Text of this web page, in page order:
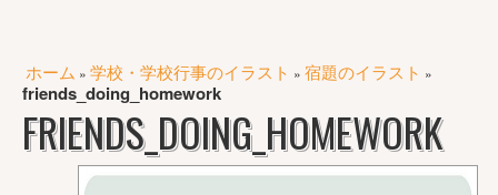
ホーム » 学校・学校行事のイラスト » 宿題のイラスト »
friends_doing_homework
FRIENDS_DOING_HOMEWORK